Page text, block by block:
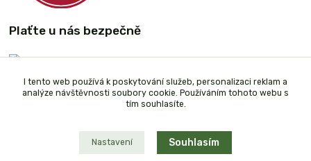
Plaťte u nás bezpečně
I tento web používá k poskytování služeb, personalizaci reklam a
analýze návštěvnosti soubory cookie. Používáním tohoto webu s
tím souhlasíte.
Nastavení Souhlasím